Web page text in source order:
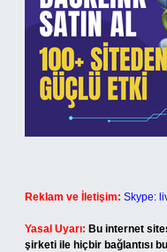
Reklam ve İletişim: Skype:
Yasal Uyarı: Bu internet
şirketi ile hiçbir bağlantısı